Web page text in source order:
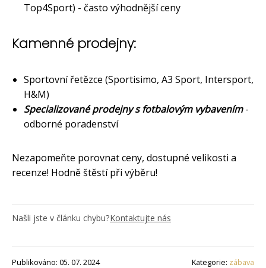
Top4Sport) - často výhodnější ceny
Kamenné prodejny:
Sportovní řetězce (Sportisimo, A3 Sport, Intersport,
H&M)
Specializované prodejny s fotbalovým vybavením-
odborné poradenství
Nezapomeňte porovnat ceny, dostupné velikosti a
recenze! Hodně štěstí při výběru!
Našli jste v článku chybu?Kontaktujte nás
Publikováno: 05. 07. 2024 Kategorie: zábava